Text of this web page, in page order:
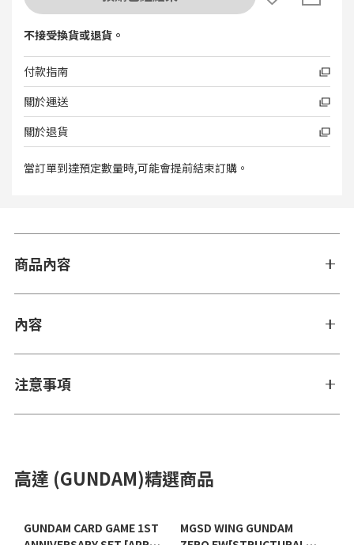
不接受換貨或退貨。
付款指南
關於運送
關於退貨
當訂單到達預定數量時,可能會提前結束訂購。
商品內容
內容
注意事項
高達 (GUNDAM)精選商品
GUNDAM CARD GAME 1ST
MGSD WING GUNDAM